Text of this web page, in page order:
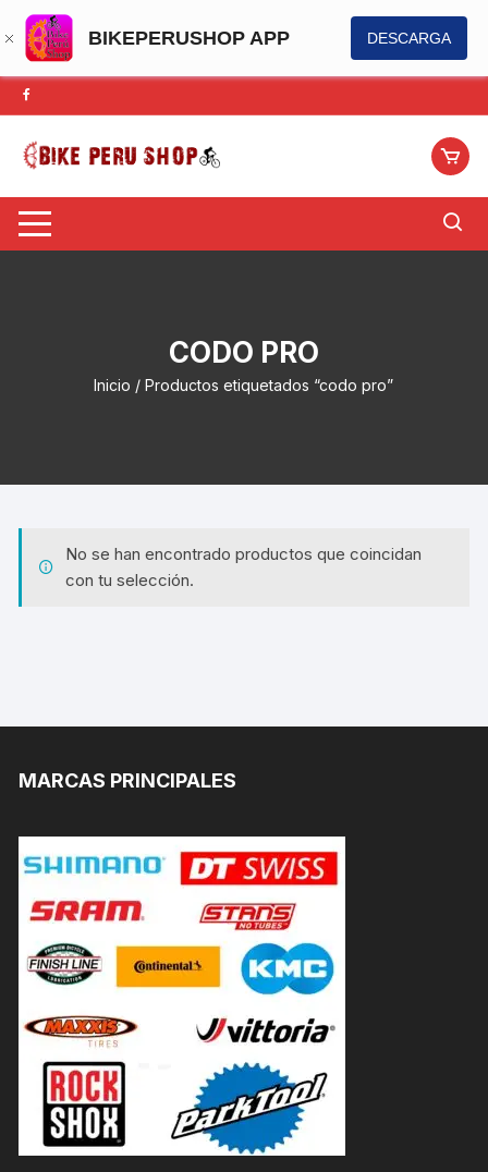
BIKEPERUSHOP APP DESCARGA
Saltar
al
contenido
CODO PRO
Inicio / Productos etiquetados “codo pro”
No se han encontrado productos que coincidan
con tu selección.
MARCAS PRINCIPALES